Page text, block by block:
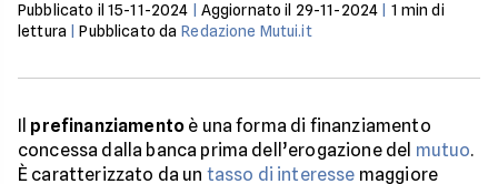
Pubblicato il 15-11-2024 Aggiornato il 29-11-2024 1 min di
lettura |Pubblicato da Redazione Mutui.it
Il prefinanziamento è una forma di finanziamento
concessa dalla banca prima dell’erogazione del mutuo.
È caratterizzato da un tasso di interesse maggiore